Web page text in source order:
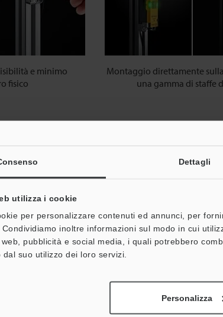
Dettagli
utilizza i cookie
per personalizzare contenuti ed annunci, per
inoltre informazioni sul modo in cui
pubblicità e social media, i quali potrebbero
dal suo utilizzo dei loro servizi.
Personalizza
e minimo
fisico
Montaggio direttamente
una gamma di staffe
ai nuovi interruttori e interblocchi di sicurezza,
o contattaci per un preventivo.